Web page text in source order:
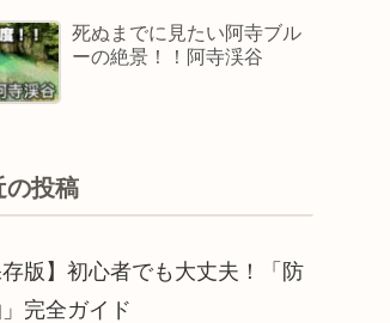
死ぬまでに見たい阿寺ブル
ーの絶景！！阿寺渓谷
の投稿
存版】初心者でも大丈夫！「防
完全ガイド